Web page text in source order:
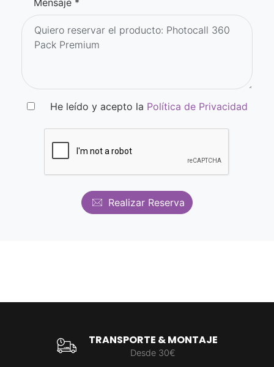
He leído y acepto la Política de Privacidad
Realizar Reserva
TRANSPORTE & MONTAJE
Desde 30€